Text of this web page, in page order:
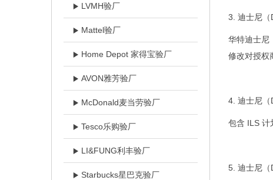
LVMH验厂
Mattel验厂
Home Depot 家得宝验厂
AVON雅芳验厂
McDonald麦当劳验厂
Tesco乐购验厂
LI&FUNG利丰验厂
Starbucks星巴克验厂
3. 迪士尼
华特迪士尼
修改对授权
4. 迪士尼
包含 ILS 计
5. 迪士尼